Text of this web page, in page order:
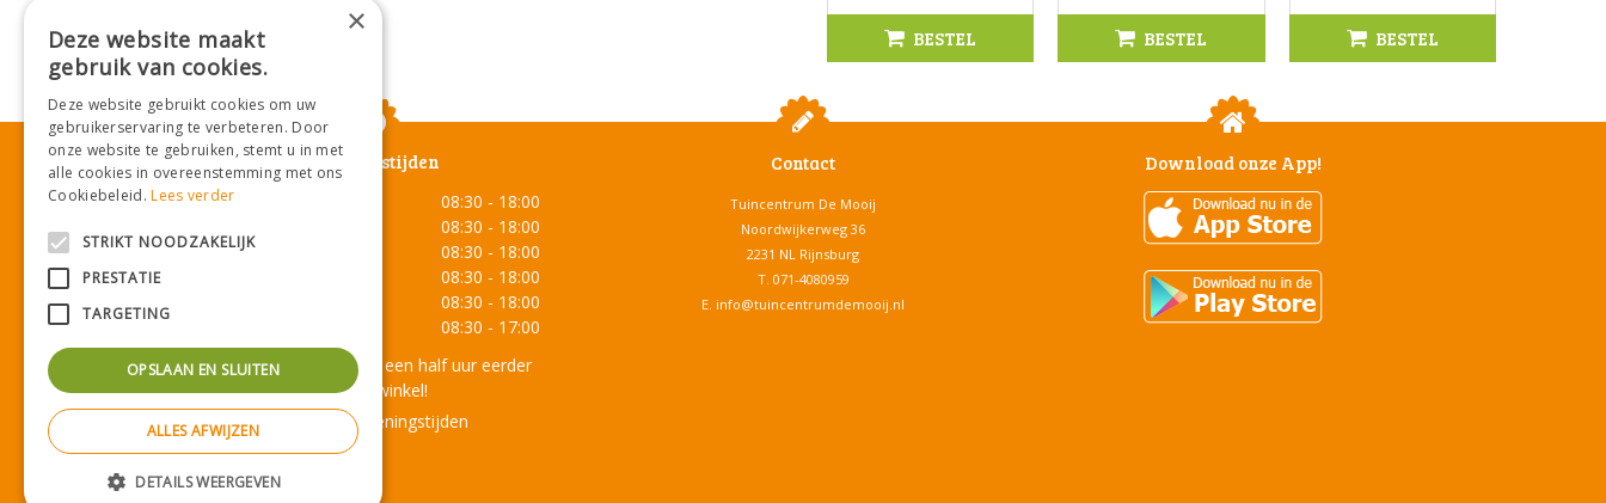
BESTEL BESTEL BESTEL
Openingstijden
Maandag
08:30 - 18:00
08:30 - 18:00
Woensdag
08:30 - 18:00
08:30 - 18:00
08:30 - 18:00
08:30 - 17:00
Onze lunchroom sluit een half uur eerder
dan de winkel!
Toon alle openingstijden
Contact
Tuincentrum De Mooij
Noordwijkerweg 36
2231 NL Rijnsburg
T. 071-4080959
E. info@tuincentrumdemooij.nl
Download onze App!
×
Deze website maakt
gebruik van cookies.
Deze website gebruikt cookies om uw
gebruikerservaring te verbeteren. Door
onze website te gebruiken, stemt u in met
alle cookies in overeenstemming met ons
Cookiebeleid.Lees verder
STRIKT NOODZAKELIJK
PRESTATIE
TARGETING
OPSLAAN EN SLUITEN
ALLES AFWIJZEN
DETAILS WEERGEVEN